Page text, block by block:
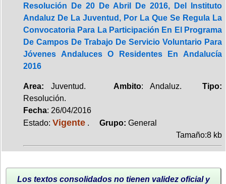
Resolución De 20 De Abril De 2016, Del Instituto
Andaluz De La Juventud, Por La Que Se Regula La
Convocatoria Para La Participación En El Programa
De Campos De Trabajo De Servicio Voluntario Para
Jóvenes Andaluces O Residentes En Andalucía
2016
Area: Juventud. Ambito: Andaluz.Tipo:
Resolución.
Fecha: 26/04/2016
Estado: Vigente . Grupo: General
Tamaño:8 kb
Los textos consolidados no tienen validez oficial y